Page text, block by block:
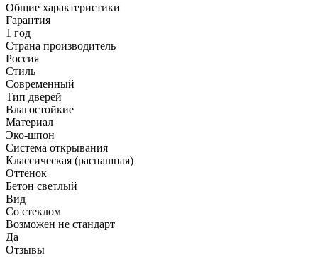
Общие характеристики
Гарантия
1 год
Страна производитель
Россия
Стиль
Современный
Тип дверей
Влагостойкие
Материал
Эко-шпон
Система открывания
Классическая (распашная)
Оттенок
Бетон светлый
Вид
Со стеклом
Возможен не стандарт
Да
Отзывы